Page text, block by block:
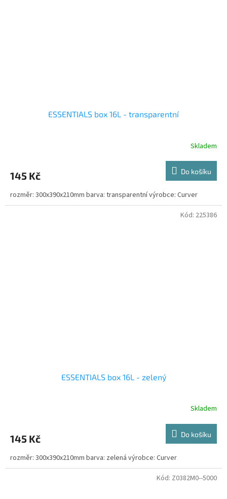
ESSENTIALS box 16L - transparentní
Skladem
145 Kč Do košíku
rozměr: 300x390x210mm barva: transparentní výrobce: Curver
ESSENTIALS box 16L - zelený
Skladem
145 Kč Do košíku
rozměr: 300x390x210mm barva: zelená výrobce: Curver
Kód: 225386
Kód: Z0382M0--5000